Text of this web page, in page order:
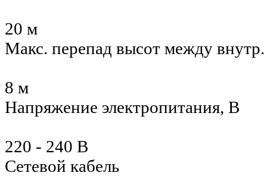
20 м
Макс. перепад высот между
8 м
Напряжение электропитания, В
220 - 240 В
Сетевой кабель